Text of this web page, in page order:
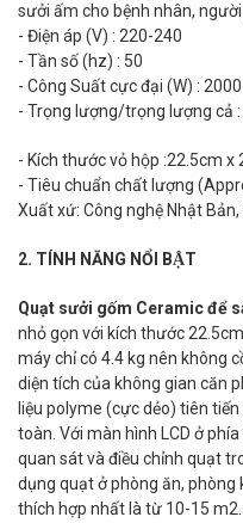
sưởi ấm cho bệnh nhân,
- Điện áp (V) : 220-240
- Tần số (hz) : 50
- Công Suất cực đại (W) : 2000
- Trọng lượng/trọng lượng cả :
- Kích thước vỏ hộp :22.5cm x
- Tiêu chuẩn chất lượng
Xuất xứ: Công nghệ Nhật
2. TÍNH NĂNG NỔI BẬT
Quạt sưởi gốm Ceramic để
nhỏ gọn với kích thước
máy chỉ có 4.4 kg nên không
diện tích của không gian căn
liệu polyme (cực dẻo) tiên
toàn. Với màn hình LCD ở
quan sát và điều chỉnh quạt
dụng quạt ở phòng ăn, phòng
thích hợp nhất là từ 10-15 m2.